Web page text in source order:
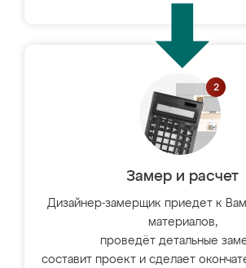
Замер и расчет
Дизайнер-замерщик приедет к
материалов,
проведёт детальные
составит проект и сделает